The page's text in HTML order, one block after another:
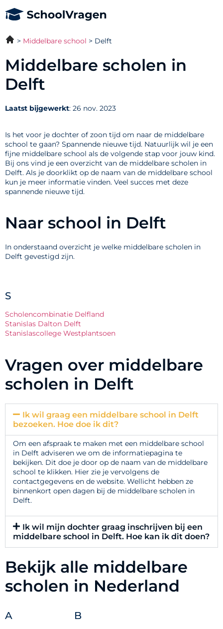
Middelbare school Delft
Middelbare scholen in
Delft
Laatst bijgewerkt: 26 nov. 2023
Is het voor je dochter of zoon tijd om naar de middelbare
school te gaan? Spannende nieuwe tijd. Natuurlijk wil je een
fijne middelbare school als de volgende stap voor jouw kind.
Bij ons vind je een overzicht van de middelbare scholen in
Delft. Als je doorklikt op de naam van de middelbare school
kun je meer informatie vinden. Veel succes met deze
spannende nieuwe tijd.
Naar school in Delft
In onderstaand overzicht je welke middelbare scholen in
Delft gevestigd zijn.
S
Scholencombinatie Delfland
Stanislas Dalton Delft
Stanislascollege Westplantsoen
Vragen over middelbare
scholen in Delft
Ik wil graag een middelbare school in Delft
bezoeken. Hoe doe ik dit?
Om een afspraak te maken met een middelbare school
in Delft adviseren we om de informatiepagina te
bekijken. Dit doe je door op de naam van de middelbare
school te klikken. Hier zie je vervolgens de
contactgegevens en de website. Wellicht hebben ze
binnenkort open dagen bij de middelbare scholen in
Delft.
Ik wil mijn dochter graag inschrijven bij een
middelbare school in Delft. Hoe kan ik dit doen?
Bekijk alle middelbare
scholen in Nederland
A B